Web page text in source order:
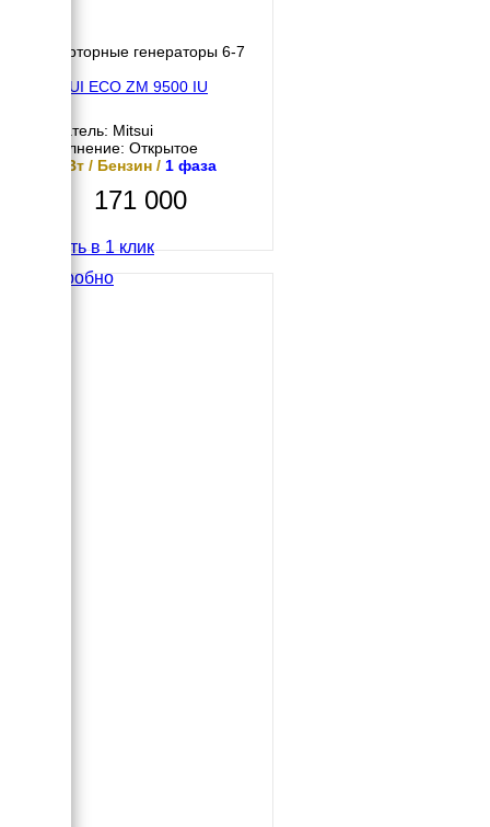
Инверторные генераторы 6-7
MITSUI ECO ZM 9500 IU
Двигатель: Mitsui
Исполнение: Открытое
8.5 кВт / Бензин / 1 фаза
171 000
Купить в 1 клик
Подробно